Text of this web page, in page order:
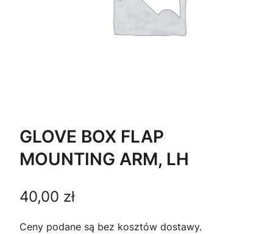
GLOVE BOX FLAP
MOUNTING ARM, LH
40,00 zł
Ceny podane są bez kosztów dostawy.